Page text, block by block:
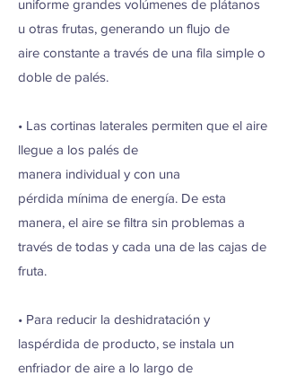
uniforme grandes volúmenes de plátanos
u otras frutas, generando un flujo de
aire constante a través de una fila simple o
doble de palés.
• Las cortinas laterales permiten que el aire
llegue a los palés de
manera individual y con una
pérdida mínima de energía. De esta
manera, el aire se filtra sin problemas a
través de todas y cada una de las cajas de
fruta.
• Para reducir la deshidratación y
laspérdida de producto, se instala un
enfriador de aire a lo largo de